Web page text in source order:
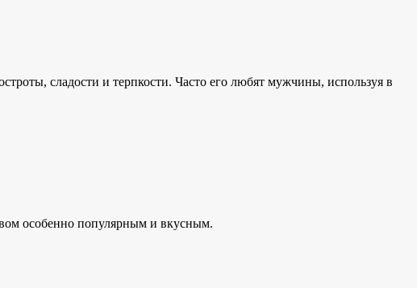
сладости и терпкости. Часто его любят мужчины, используя в
особенно популярным и вкусным.